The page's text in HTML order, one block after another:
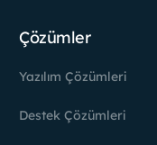
Çözümler
Yazılım Çözümleri
Destek Çözümleri